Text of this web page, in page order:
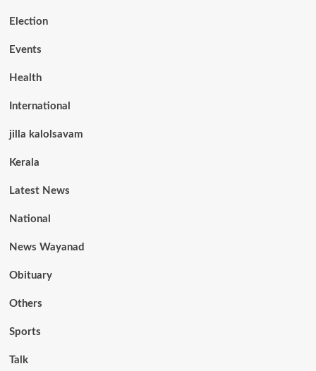
Election
Events
Health
International
jilla kalolsavam
Kerala
Latest News
National
News Wayanad
Obituary
Others
Sports
Talk